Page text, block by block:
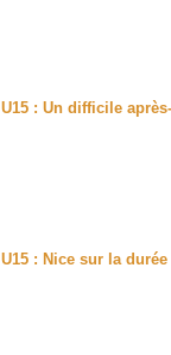
U15 : Un difficile
U15 : Nice sur la durée